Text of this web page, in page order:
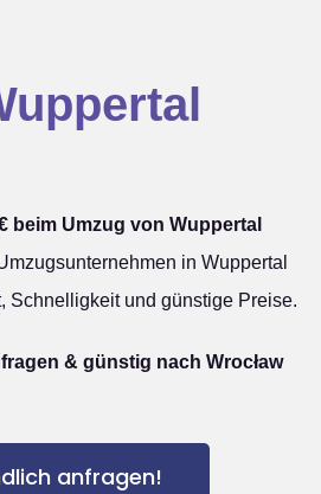
beim Umzug von Wuppertal
in Wuppertal
Schnelligkeit und günstige Preise.
& günstig nach Wrocław
anfragen!